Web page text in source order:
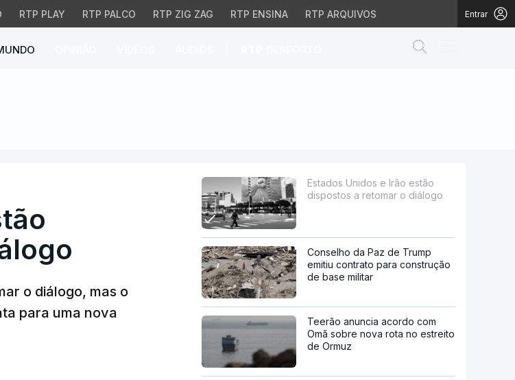
RTP PLAY RTP PALCO RTP ZIG ZAG RTP ENSINA RTP ARQUIVOS Entrar
dispostos a retomar o diálogo
o diálogo, mas o
para uma nova
Estados Unidos e Irão estão
dispostos a retomar o diálogo
Conselho da Paz de Trump
emitiu contrato para construção
de base militar
Teerão anuncia acordo com
Omã sobre nova rota no estreito
de Ormuz